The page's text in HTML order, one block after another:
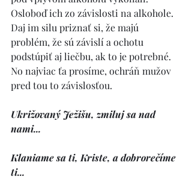
Osloboď ich zo závislosti na alkohole.
Daj im silu priznať si, že majú
problém, že sú závislí a ochotu
podstúpiť aj liečbu, ak to je potrebné.
No najviac ťa prosíme, ochráň mužov
pred tou to závislosťou.
Ukrižovaný Ježišu, zmiluj sa nad
nami...
Klaniame sa ti, Kriste, a dobrorečíme
ti...